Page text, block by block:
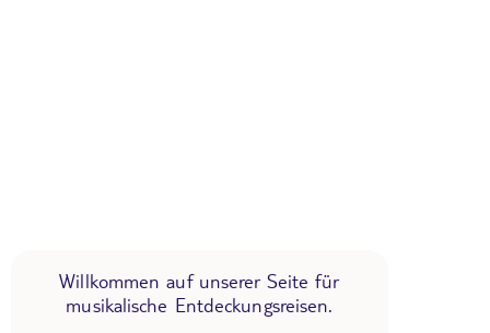
Willkommen auf unserer Seite für
musikalische Entdeckungsreisen.